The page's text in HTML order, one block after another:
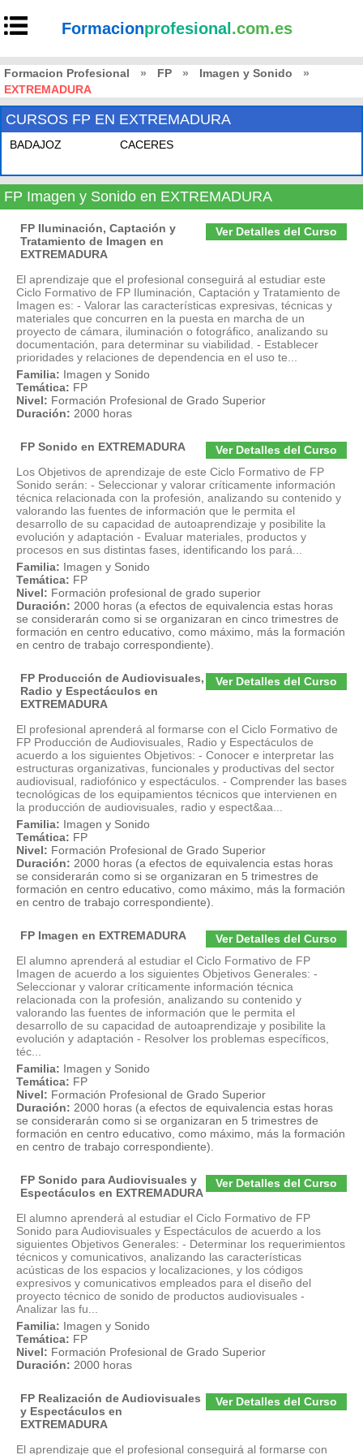
Formacionprofesional .com.es
Formacion Profesional » FP » Imagen y Sonido
»
EXTREMADURA
CURSOS FP EN EXTREMADURA
BADAJOZ CACERES
FP Imagen y Sonido en EXTREMADURA
Ver Detalles del Curso
FP Iluminación, Captación y
Tratamiento de Imagen en
EXTREMADURA
El aprendizaje que el profesional conseguirá al estudiar este
Ciclo Formativo de FP Iluminación, Captación y Tratamiento de
Imagen es: - Valorar las características expresivas, técnicas y
materiales que concurren en la puesta en marcha de un
proyecto de cámara, iluminación o fotográfico, analizando su
documentación, para determinar su viabilidad. - Establecer
prioridades y relaciones de dependencia en el uso te...
Familia: Imagen y Sonido
Temática: FP
Nivel: Formación Profesional de Grado Superior
Duración: 2000 horas
Ver Detalles del Curso
FP Sonido en EXTREMADURA
Los Objetivos de aprendizaje de este Ciclo Formativo de FP
Sonido serán: - Seleccionar y valorar críticamente información
técnica relacionada con la profesión, analizando su contenido y
valorando las fuentes de información que le permita el
desarrollo de su capacidad de autoaprendizaje y posibilite la
evolución y adaptación - Evaluar materiales, productos y
procesos en sus distintas fases, identificando los pará...
Familia: Imagen y Sonido
Temática: FP
Nivel: Formación profesional de grado superior
Duración: 2000 horas (a efectos de equivalencia estas horas
se considerarán como si se organizaran en cinco trimestres de
formación en centro educativo, como máximo, más la formación
en centro de trabajo correspondiente).
Ver Detalles del Curso
FP Producción de Audiovisuales,
Radio y Espectáculos en
EXTREMADURA
El profesional aprenderá al formarse con el Ciclo Formativo de
FP Producción de Audiovisuales, Radio y Espectáculos de
acuerdo a los siguientes Objetivos: - Conocer e interpretar las
estructuras organizativas, funcionales y productivas del sector
audiovisual, radiofónico y espectáculos. - Comprender las bases
tecnológicas de los equipamientos técnicos que intervienen en
la producción de audiovisuales, radio y espect&aa...
Familia: Imagen y Sonido
Temática: FP
Nivel: Formación Profesional de Grado Superior
Duración: 2000 horas (a efectos de equivalencia estas horas
se considerarán como si se organizaran en 5 trimestres de
formación en centro educativo, como máximo, más la formación
en centro de trabajo correspondiente).
Ver Detalles del Curso
FP Imagen en EXTREMADURA
El alumno aprenderá al estudiar el Ciclo Formativo de FP
Imagen de acuerdo a los siguientes Objetivos Generales: -
Seleccionar y valorar críticamente información técnica
relacionada con la profesión, analizando su contenido y
valorando las fuentes de información que le permita el
desarrollo de su capacidad de autoaprendizaje y posibilite la
evolución y adaptación - Resolver los problemas específicos,
téc...
Familia: Imagen y Sonido
Temática: FP
Nivel: Formación Profesional de Grado Superior
Duración: 2000 horas (a efectos de equivalencia estas horas
se considerarán como si se organizaran en 5 trimestres de
formación en centro educativo, como máximo, más la formación
en centro de trabajo correspondiente).
Ver Detalles del Curso
FP Sonido para Audiovisuales y
Espectáculos en EXTREMADURA
El alumno aprenderá al estudiar el Ciclo Formativo de FP
Sonido para Audiovisuales y Espectáculos de acuerdo a los
siguientes Objetivos Generales: - Determinar los requerimientos
técnicos y comunicativos, analizando las características
acústicas de los espacios y localizaciones, y los códigos
expresivos y comunicativos empleados para el diseño del
proyecto técnico de sonido de productos audiovisuales -
Analizar las fu...
Familia: Imagen y Sonido
Temática: FP
Nivel: Formación Profesional de Grado Superior
Duración: 2000 horas
Ver Detalles del Curso
FP Realización de Audiovisuales
y Espectáculos en
EXTREMADURA
El aprendizaje que el profesional conseguirá al formarse con